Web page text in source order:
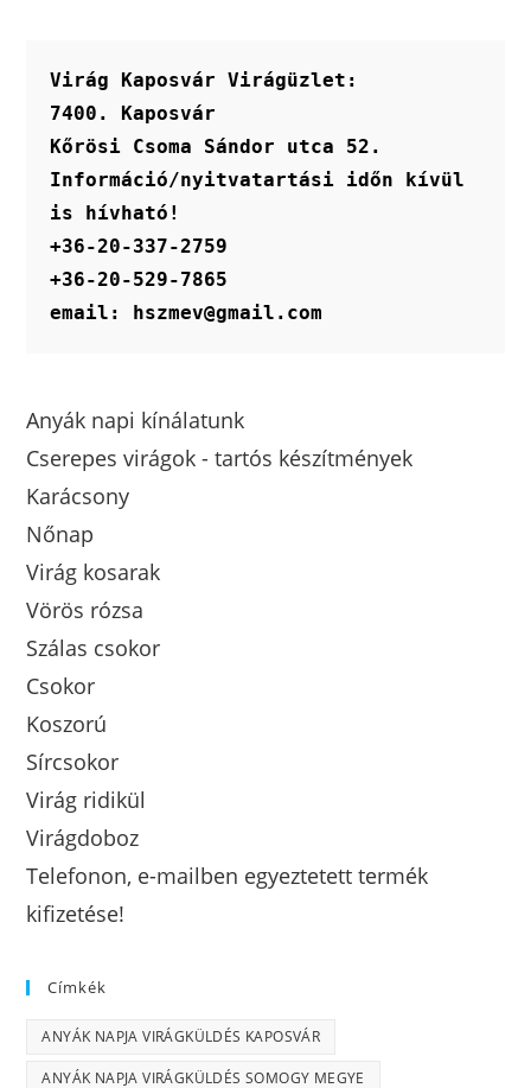
termékoldalon
választhatók
Virág Kaposvár Virágüzlet:
7400. Kaposvár
Kőrösi Csoma Sándor utca 52.
Információ/nyitvatartási időn kívül
is hívható!
+36-20-337-2759
+36-20-529-7865
email: hszmev@gmail.com
Anyák napi kínálatunk
Cserepes virágok - tartós készítmények
Karácsony
Nőnap
Virág kosarak
Vörös rózsa
Szálas csokor
Csokor
Koszorú
Sírcsokor
Virág ridikül
Virágdoboz
Telefonon, e-mailben egyeztetett termék
kifizetése!
Címkék
ANYÁK NAPJA VIRÁGKÜLDÉS KAPOSVÁR
ANYÁK NAPJA VIRÁGKÜLDÉS SOMOGY MEGYE